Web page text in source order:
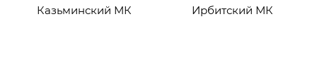
Казьминский МК Ирбитский МК